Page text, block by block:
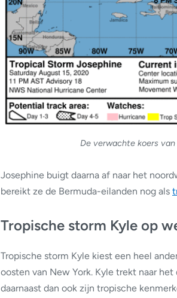
De verwachte koers
Josephine buigt daarna af naar het
bereikt ze de Bermuda-eilanden nog als
Tropische storm Kyle op
Tropische storm Kyle kiest een heel
oosten van New York. Kyle trekt naar
daarnaast dan ook zijn tropische